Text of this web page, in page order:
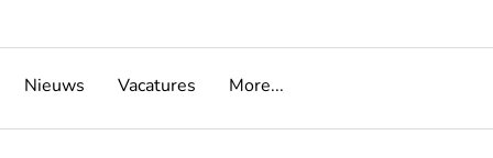
Nieuws Vacatures More...